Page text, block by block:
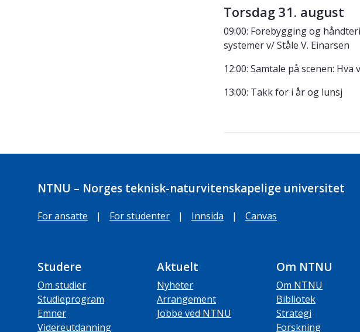
Torsdag 31. august
09:00: Forebygging og
systemer v/ Ståle V. Einarsen
12:00: Samtale på scenen:
13:00: Takk for i år og lunsj
NTNU – Norges teknisk-naturvitenskapelige universitet
For ansatte | For studenter | Innsida | Canvas
Studere
Om studier
Studieprogram
Emner
Videreutdanning
Aktuelt
Nyheter
Arrangement
Jobbe ved NTNU
Om NTNU
Om NTNU
Bibliotek
Strategi
Forskning